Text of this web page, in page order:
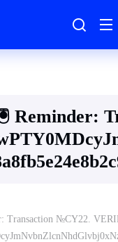
Reminder:
Transaction №CY22.